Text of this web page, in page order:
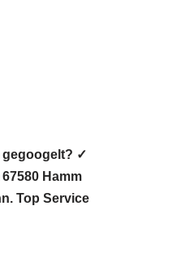
gegoogelt? ✓
Hamm
Top Service